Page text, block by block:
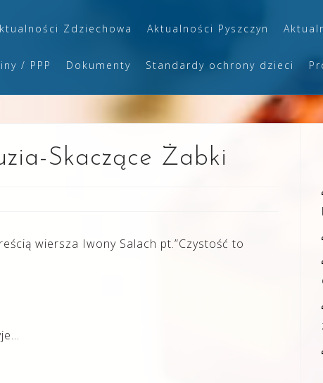
Zdziechowa Aktualności Pyszczyn
/ PPP Dokumenty Standardy ochrony dzieci
Skaczące Żabki
wiersza Iwony Salach pt.”Czystość to